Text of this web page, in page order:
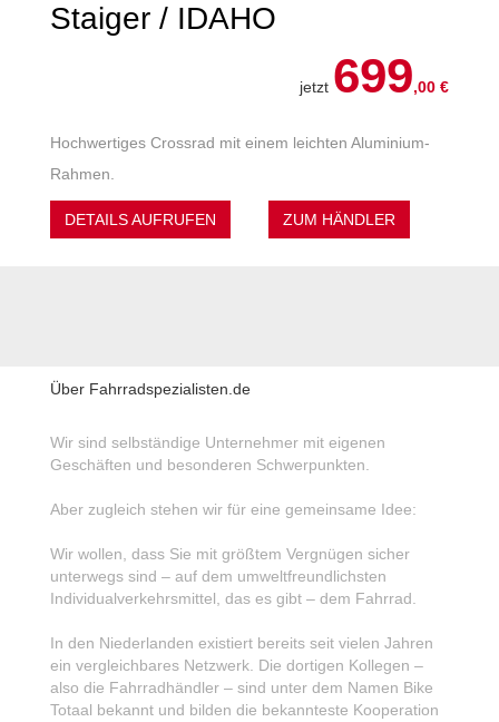
Staiger / IDAHO
jetzt 699,00 €
Hochwertiges Crossrad mit einem leichten Aluminium-
Rahmen.
DETAILS AUFRUFEN ZUM HÄNDLER
Über Fahrradspezialisten.de
Wir sind selbständige Unternehmer mit eigenen
Geschäften und besonderen Schwerpunkten.
Aber zugleich stehen wir für eine gemeinsame Idee:
Wir wollen, dass Sie mit größtem Vergnügen sicher
unterwegs sind – auf dem umweltfreundlichsten
Individualverkehrsmittel, das es gibt – dem Fahrrad.
In den Niederlanden existiert bereits seit vielen Jahren
ein vergleichbares Netzwerk. Die dortigen Kollegen –
also die Fahrradhändler – sind unter dem Namen Bike
Totaal bekannt und bilden die bekannteste Kooperation